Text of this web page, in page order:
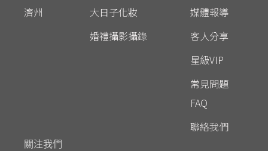
濟州
大日子化妝
婚禮攝影攝錄
媒體報導
客人分享
星級VIP
常見問題
FAQ
聯絡我們
關注我們